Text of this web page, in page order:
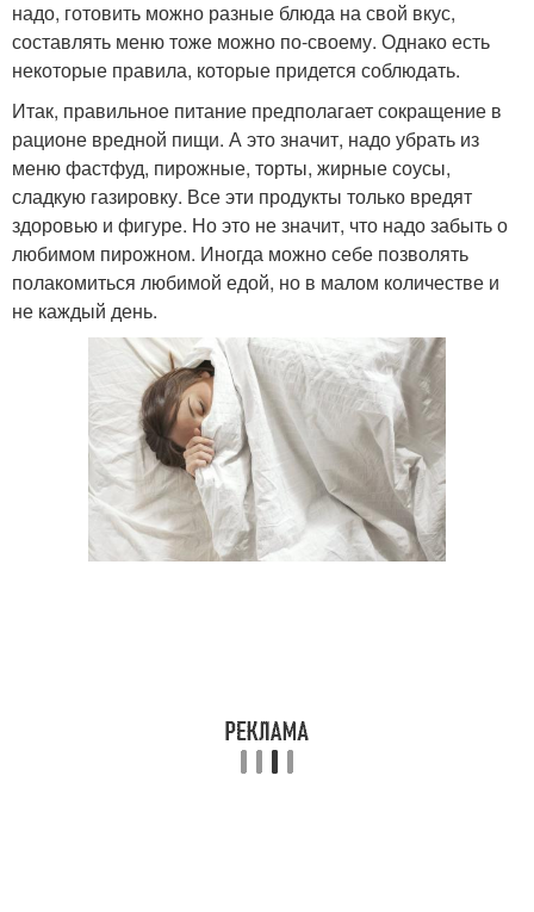
надо, готовить можно разные блюда на свой вкус,
составлять меню тоже можно по-своему. Однако есть
некоторые правила, которые придется соблюдать.
Итак, правильное питание предполагает сокращение в
рационе вредной пищи. А это значит, надо убрать из
меню фастфуд, пирожные, торты, жирные соусы,
сладкую газировку. Все эти продукты только вредят
здоровью и фигуре. Но это не значит, что надо забыть о
любимом пирожном. Иногда можно себе позволять
полакомиться любимой едой, но в малом количестве и
не каждый день.